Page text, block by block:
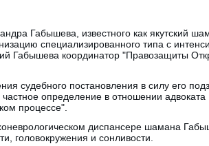
Габышева, известного как якутский
специализированного типа с
координатор "Правозащиты
судебного постановления в силу его
определение в отношении
процессе".
диспансере шамана
головокружения и сонливости.